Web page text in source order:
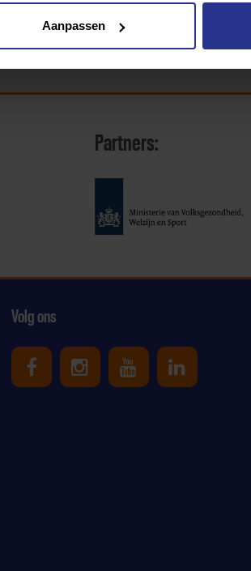
Aanpassen
Partners:
Volg ons
Uniek Sporten op Facebook
Uniek Sporten op
Uniek Sporten
Uniek